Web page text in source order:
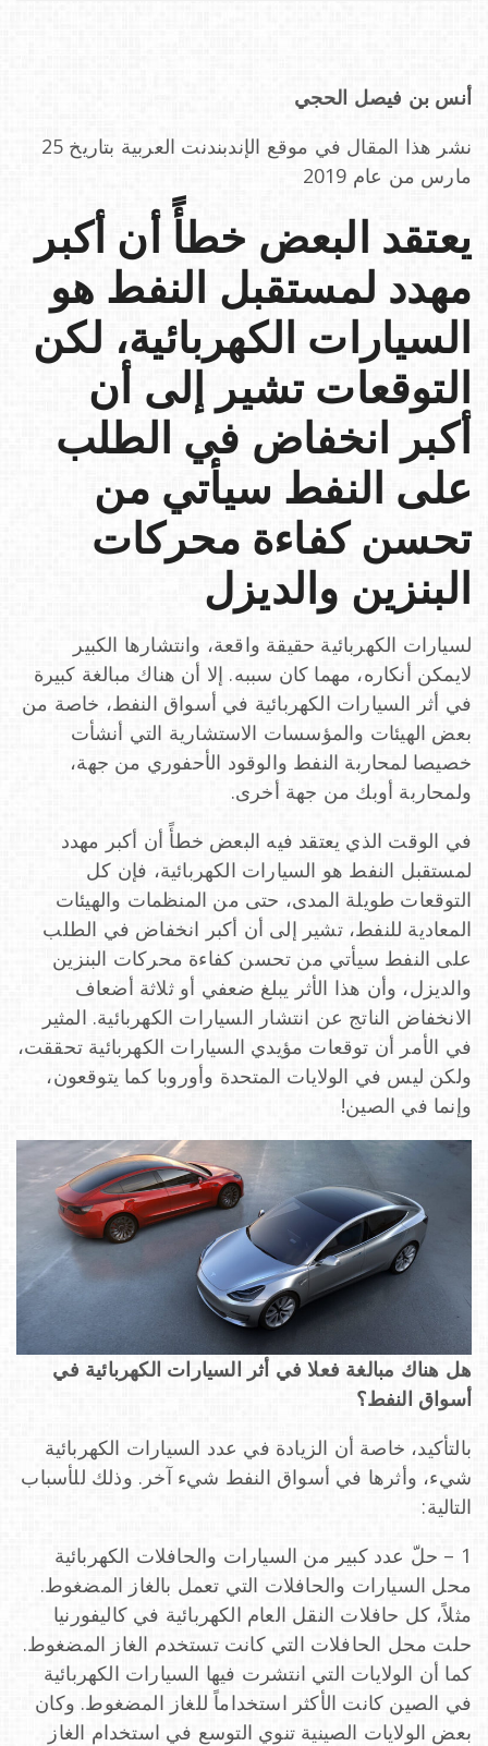
i
g
a
i
أنس بن فيصل الحجي
نشر هذا المقال في موقع الإندبندنت العربية بتاريخ 25
مارس من عام 2019
يعتقد البعض خطأً أن أكبر
مهدد لمستقبل النفط هو
السيارات الكهربائية، لكن
التوقعات تشير إلى أن
أكبر انخفاض في الطلب
على النفط سيأتي من
تحسن كفاءة محركات
البنزين والديزل
لسيارات الكهربائية حقيقة واقعة، وانتشارها الكبير
لايمكن أنكاره، مهما كان سببه. إلا أن هناك مبالغة كبيرة
في أثر السيارات الكهربائية في أسواق النفط، خاصة من
بعض الهيئات والمؤسسات الاستشارية التي أنشأت
خصيصا لمحاربة النفط والوقود الأحفوري من جهة،
ولمحاربة أوبك من جهة أخرى.
في الوقت الذي يعتقد فيه البعض خطأً أن أكبر مهدد
لمستقبل النفط هو السيارات الكهربائية، فإن كل
التوقعات طويلة المدى، حتى من المنظمات والهيئات
المعادية للنفط، تشير إلى أن أكبر انخفاض في الطلب
على النفط سيأتي من تحسن كفاءة محركات البنزين
والديزل، وأن هذا الأثر يبلغ ضعفي أو ثلاثة أضعاف
الانخفاض الناتج عن انتشار السيارات الكهربائية. المثير
في الأمر أن توقعات مؤيدي السيارات الكهربائية تحققت،
ولكن ليس في الولايات المتحدة وأوروبا كما يتوقعون،
وإنما في الصين!
هل هناك مبالغة فعلا في أثر السيارات الكهربائية في
أسواق النفط؟
بالتأكيد، خاصة أن الزيادة في عدد السيارات الكهربائية
شيء، وأثرها في أسواق النفط شيء آخر. وذلك للأسباب
التالية:
1 – حلّ عدد كبير من السيارات والحافلات الكهربائية
محل السيارات والحافلات التي تعمل بالغاز المضغوط.
مثلاً، كل حافلات النقل العام الكهربائية في كاليفورنيا
حلت محل الحافلات التي كانت تستخدم الغاز المضغوط.
كما أن الولايات التي انتشرت فيها السيارات الكهربائية
في الصين كانت الأكثر استخداماً للغاز المضغوط. وكان
بعض الولايات الصينية تنوي التوسع في استخدام الغاز